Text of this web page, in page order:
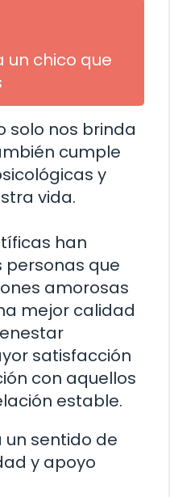
un chico que
solo nos brinda
cumple
y
vida.
han
que
amorosas
mejor calidad
satisfacción
con aquellos
estable.
un sentido de
y apoyo